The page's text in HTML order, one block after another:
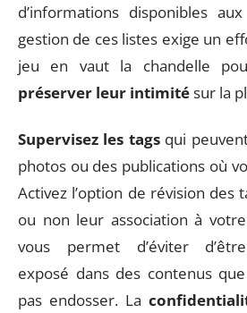
d’informations disponibles
gestion de ces listes exige un
jeu en vaut la chandelle
préserver leur intimitésur la
Supervisez les tagsqui
photos ou des publications où
Activez l’option de révision des
ou non leur association à
vous permet d’éviter
exposé dans des contenus
pas endosser. La